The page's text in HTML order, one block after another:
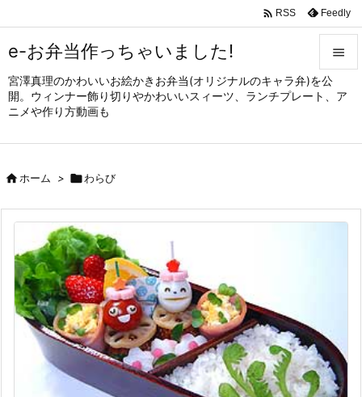
e-お弁当作っちゃいました!
宮澤真理のかわいいお絵かきお弁当(オリジナルのキャラ弁)を公
開。ウィンナー飾り切りやかわいいスィーツ、ランチプレート、ア
ニメや作り方動画も


メニュ
サイド

 RSS Feedly
ホーム > わらび